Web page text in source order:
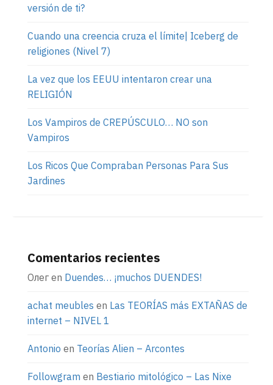
versión de ti?
Cuando una creencia cruza el límite| Iceberg de
religiones (Nivel 7)
La vez que los EEUU intentaron crear una
RELIGIÓN
Los Vampiros de CREPÚSCULO… NO son
Vampiros
Los Ricos Que Compraban Personas Para Sus
Jardines
Comentarios recientes
Олег en Duendes… ¡muchos DUENDES!
achat meubles en Las TEORÍAS más EXTAÑAS de
internet – NIVEL 1
Antonio en Teorías Alien – Arcontes
Followgram en Bestiario mitológico – Las Nixe